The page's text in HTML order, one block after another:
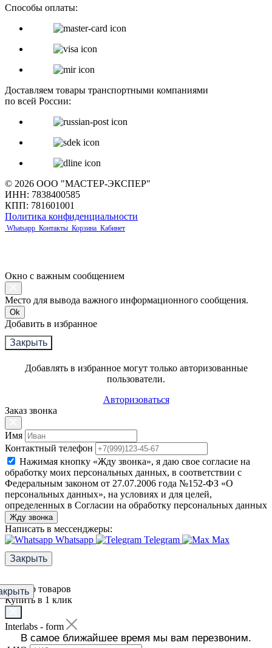
Способы оплаты:
Доставляем товары транспортными компаниями
по всей России:
© 2026 ООО "МАСТЕР-ЭКСПЕР"
ИНН: 7838400585
КПП: 781601001
Политика конфиденциальности
Whatsapp Контакты Корзина Кабинет
Окно с важным сообщением
Место для вывода важного информационного сообщения.
Ok
Добавить в избранное
Закрыть
Добавлять в избранное могут только авторизованные
пользователи.
Авторизоваться
Заказ звонка
Имя
Контактный телефон
Нажимая кнопку «Жду звонка», я даю свое согласие на
обработку моих персональных данных, в соответствии с
Федеральным законом от 27.07.2006 года №152-ФЗ «О
персональных данных», на условиях и для целей,
определенных в Согласии на обработку персональных данных
Жду звонка
Написать в мессенджеры:
Whatsapp
Telegram
Max
Закрыть
Фильтр товаров
Купить в 1 клик
Interlabs - form
В самое ближайшее время мы вам перезвоним.